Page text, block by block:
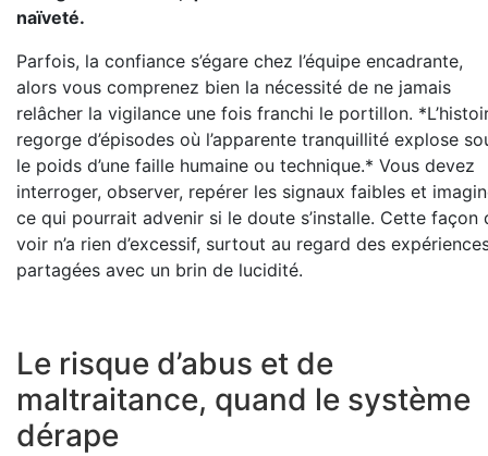
naïveté.
Parfois, la confiance s’égare chez l’équipe encadrante,
alors vous comprenez bien la nécessité de ne jamais
relâcher la vigilance une fois franchi le portillon.
regorge d’épisodes où l’apparente tranquillité explose
le poids d’une faille humaine ou technique.* Vous devez
interroger, observer, repérer les signaux faibles et
ce qui pourrait advenir si le doute s’installe. Cette façon
voir n’a rien d’excessif, surtout au regard des
partagées avec un brin de lucidité.
Le risque d’abus et de
maltraitance, quand le système
dérape